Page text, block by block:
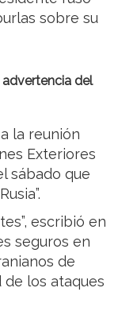
sobre su
advertencia del
la reunión
Exteriores
sábado que
escribió en
seguros en
de
de los ataques